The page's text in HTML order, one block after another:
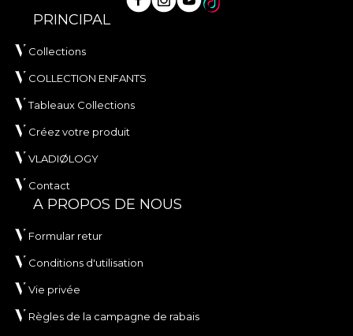
PRINCIPAL
Collections
COLLECTION ENFANTS
Tableaux Collections
Créez votre produit
VLADIØLOGY
Contact
A PROPOS DE NOUS
Formular retur
Conditions d'utilisation
Vie privée
Règles de la campagne de rabais